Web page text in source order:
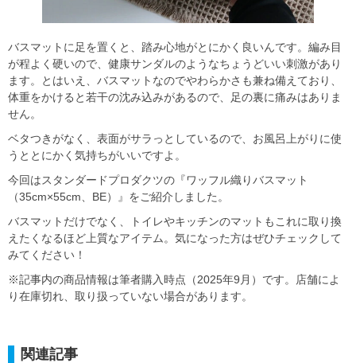
バスマットに足を置くと、踏み心地がとにかく良いんです。編み目
が程よく硬いので、健康サンダルのようなちょうどいい刺激があり
ます。とはいえ、バスマットなのでやわらかさも兼ね備えており、
体重をかけると若干の沈み込みがあるので、足の裏に痛みはありま
せん。
ベタつきがなく、表面がサラっとしているので、お風呂上がりに使
うととにかく気持ちがいいですよ。
今回はスタンダードプロダクツの『ワッフル織りバスマット
（35cm×55cm、BE）』をご紹介しました。
バスマットだけでなく、トイレやキッチンのマットもこれに取り換
えたくなるほど上質なアイテム。気になった方はぜひチェックして
みてください！
※記事内の商品情報は筆者購入時点（2025年9月）です。店舗によ
り在庫切れ、取り扱っていない場合があります。
関連記事